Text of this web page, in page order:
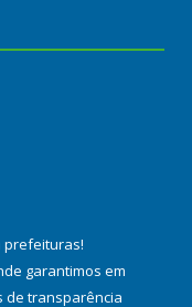
prefeituras!
garantimos em
de transparência